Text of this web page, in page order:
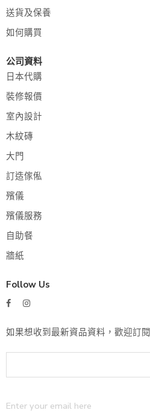
送貨及保養
如何購買
公司資料
日本代購
裝修報價
室內設計
木紋磚
大門
訂造傢俬
殯儀
殯儀服務
自助餐
牆紙
Follow Us
如果想收到最新資品資料，歡迎訂閱